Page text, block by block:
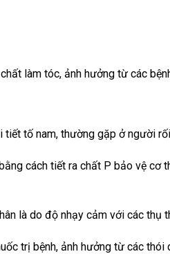
làm tóc, ảnh hưởng từ các
tố nam, thường gặp ở người
cách tiết ra chất P bảo vệ cơ
là do độ nhạy cảm với các thụ
trị bệnh, ảnh hưởng từ các